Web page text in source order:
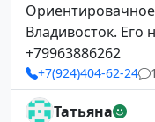
Владивосток. Его
+79963886262
+7(924)404-62-24 1
Татьяна